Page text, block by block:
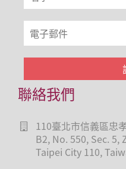
聯絡我們
110臺北市信義區忠
B2, No. 550, Sec. 5,
Taipei City 110,